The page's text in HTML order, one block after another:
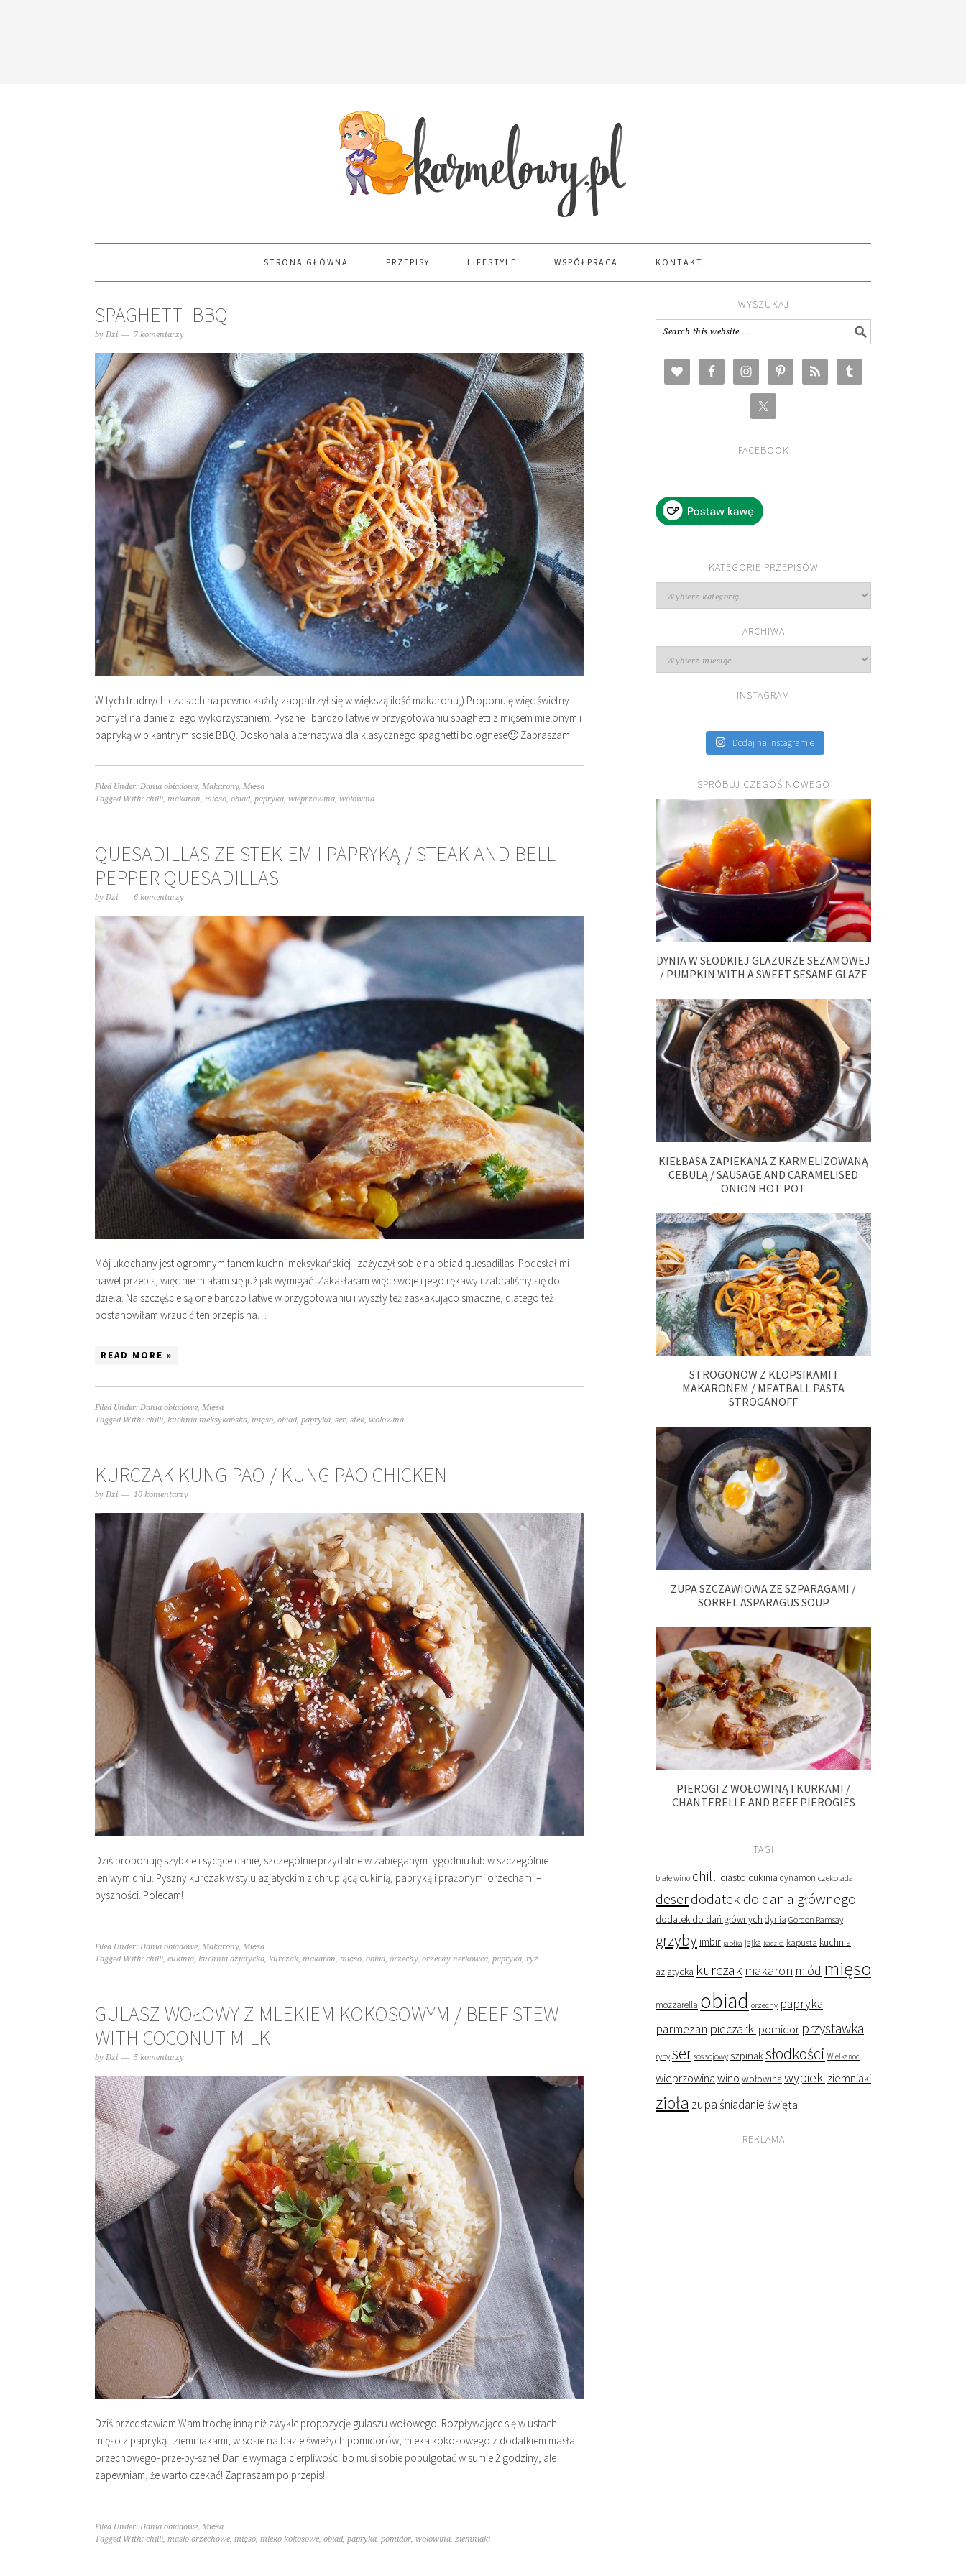
STRONA GŁÓWNA PRZEPISY LIFESTYLE WSPÓŁPRACA KONTAKT
SPAGHETTI BBQ
by Dzi 7 komentarzy
W tych trudnych czasach na pewno każdy zaopatrzył się w większą ilość makaronu;) Proponuję więc świetny
pomysł na danie z jego wykorzystaniem. Pyszne i bardzo łatwe w przygotowaniu spaghetti z mięsem mielonym i
papryką w pikantnym sosie BBQ. Doskonała alternatywa dla klasycznego spaghetti bolognese🙂 Zapraszam!
Filed Under: Dania obiadowe, Makarony, Mięsa
Tagged With: chilli, makaron, mięso, obiad, papryka, wieprzowina, wołowina
QUESADILLAS ZE STEKIEM I PAPRYKĄ / STEAK AND BELL
PEPPER QUESADILLAS
by Dzi 6 komentarzy
Mój ukochany jest ogromnym fanem kuchni meksykańskiej i zażyczył sobie na obiad quesadillas. Podesłał mi
nawet przepis, więc nie miałam się już jak wymigać. Zakasłałam więc swoje i jego rękawy i zabraliśmy się do
dzieła. Na szczęście są one bardzo łatwe w przygotowaniu i wyszły też zaskakująco smaczne, dlatego też
postanowiłam wrzucić ten przepis na…
READ MORE »
Filed Under: Dania obiadowe, Mięsa
Tagged With: chilli, kuchnia meksykańska, mięso, obiad, papryka, ser, stek, wołowina
KURCZAK KUNG PAO / KUNG PAO CHICKEN
by Dzi 10 komentarzy
Dziś proponuję szybkie i sycące danie, szczególnie przydatne w zabieganym tygodniu lub w szczególnie
leniwym dniu. Pyszny kurczak w stylu azjatyckim z chrupiącą cukinią, papryką i prażonymi orzechami –
pyszności. Polecam!
Filed Under: Dania obiadowe, Makarony, Mięsa
Tagged With: chilli, cukinia, kuchnia azjatycka, kurczak, makaron, mięso, obiad, orzechy, orzechy nerkowca, papryka, ryż
GULASZ WOŁOWY Z MLEKIEM KOKOSOWYM / BEEF STEW
WITH COCONUT MILK
by Dzi 5 komentarzy
Dziś przedstawiam Wam trochę inną niż zwykle propozycję gulaszu wołowego. Rozpływające się w ustach
mięso z papryką i ziemniakami, w sosie na bazie świeżych pomidorów, mleka kokosowego z dodatkiem masła
orzechowego- prze-py-szne! Danie wymaga cierpliwości bo musi sobie pobulgotać w sumie 2 godziny, ale
zapewniam, że warto czekać! Zapraszam po przepis!
Filed Under: Dania obiadowe, Mięsa
Tagged With: chilli, masło orzechowe, mięso, mleko kokosowe, obiad, papryka, pomidor, wołowina, ziemniaki
WYSZUKAJ
FACEBOOK
KATEGORIE PRZEPISÓW
przepisów
ARCHIWA
INSTAGRAM
Dodaj na Instagramie
SPRÓBUJ CZEGOŚ NOWEGO
DYNIA W SŁODKIEJ GLAZURZE SEZAMOWEJ
/ PUMPKIN WITH A SWEET SESAME GLAZE
KIEŁBASA ZAPIEKANA Z KARMELIZOWANĄ
CEBULĄ / SAUSAGE AND CARAMELISED
ONION HOT POT
STROGONOW Z KLOPSIKAMI I
MAKARONEM / MEATBALL PASTA
STROGANOFF
ZUPA SZCZAWIOWA ZE SZPARAGAMI /
SORREL ASPARAGUS SOUP
PIEROGI Z WOŁOWINĄ I KURKAMI /
CHANTERELLE AND BEEF PIEROGIES
TAGI
białe wino chilli ciasto cukinia cynamon czekolada
deserdodatek do dania głównego
dodatek do dań głównych dynia Gordon Ramsay
grzyby imbir jabłka jajka kaczka kapusta kuchnia
azjatycka kurczak makaron miód mięso
mozzarella obiad orzechy papryka
parmezan pieczarki pomidor przystawka
ryby ser sos sojowy szpinaksłodkości Wielkanoc
wieprzowina wino wołowina wypieki ziemniaki
zioła zupaśniadanieświęta
REKLAMA